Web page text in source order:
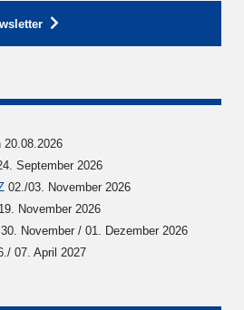
20.08.2026
September 2026
02./03. November 2026
November 2026
30. November / 01. Dezember 2026
07. April 2027